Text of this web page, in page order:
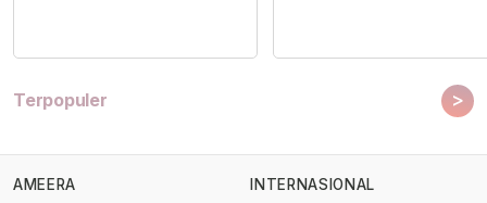
Terpopuler >
AMEERA
INTERNASIONAL